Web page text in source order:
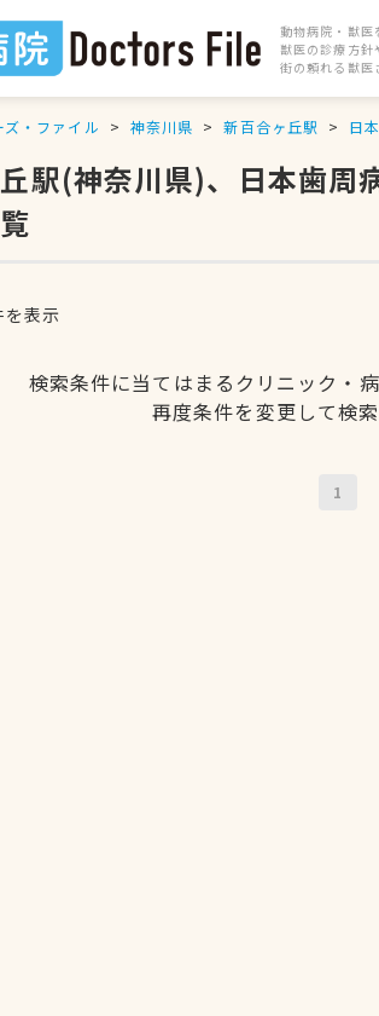
動物病院・獣医
獣医の診療方針
街の頼れる獣
・ファイル 神奈川県 新百合ヶ丘駅 日
駅(神奈川県)、日本歯周
表示
検索条件に当てはまるクリニック・
再度条件を変更して検
1